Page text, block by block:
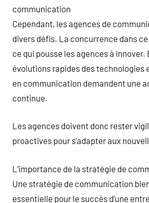
communication
Cependant, les agences de
divers défis. La concurrence dans
ce qui pousse les agences à innover.
évolutions rapides des technologies
en communication demandent une
continue.
Les agences doivent donc rester
proactives pour s’adapter aux
L’importance de la stratégie de
Une stratégie de communication
essentielle pour le succès d’une